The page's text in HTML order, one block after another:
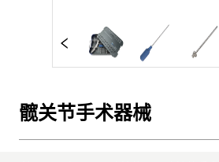
髋关节手术器械